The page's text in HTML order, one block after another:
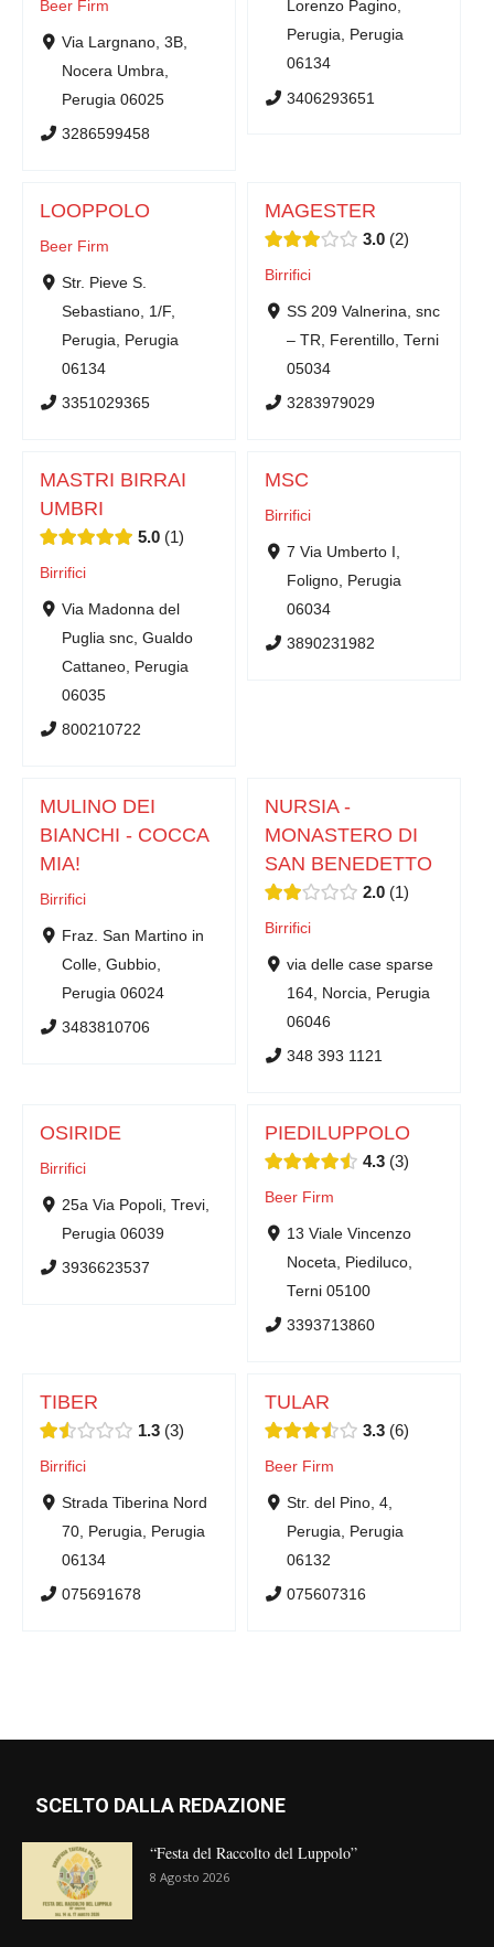
Beer Firm
Via Largnano, 3B,
Nocera Umbra,
Perugia 06025
3286599458
Lorenzo Pagino,
Perugia, Perugia
06134
3406293651
LOOPPOLO
Beer Firm
Str. Pieve S.
Sebastiano, 1/F,
Perugia, Perugia
06134
3351029365
MAGESTER
3.0 2
Birrifici
SS 209 Valnerina, snc
– TR, Ferentillo, Terni
05034
3283979029
MASTRI BIRRAI
UMBRI
5.0 1
Birrifici
Via Madonna del
Puglia snc, Gualdo
Cattaneo, Perugia
06035
800210722
MSC
Birrifici
7 Via Umberto I,
Foligno, Perugia
06034
3890231982
MULINO DEI
BIANCHI - COCCA
MIA!
Birrifici
Fraz. San Martino in
Colle, Gubbio,
Perugia 06024
3483810706
NURSIA -
MONASTERO DI
SAN BENEDETTO
2.0 1
Birrifici
via delle case sparse
164, Norcia, Perugia
06046
348 393 1121
OSIRIDE
Birrifici
25a Via Popoli, Trevi,
Perugia 06039
3936623537
PIEDILUPPOLO
4.3 3
Beer Firm
13 Viale Vincenzo
Noceta, Piediluco,
Terni 05100
3393713860
TIBER
1.3 3
Birrifici
Strada Tiberina Nord
70, Perugia, Perugia
06134
075691678
TULAR
3.3 6
Beer Firm
Str. del Pino, 4,
Perugia, Perugia
06132
075607316
SCELTO DALLA REDAZIONE
“Festa del Raccolto del Luppolo”
8 Agosto 2026